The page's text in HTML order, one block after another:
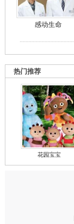
感动生命
热门推荐
花园宝宝